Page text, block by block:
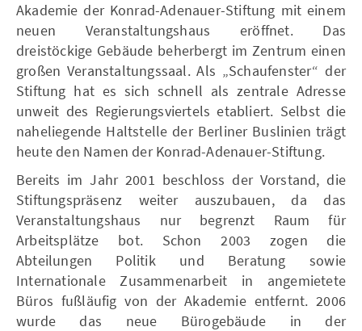
Akademie der Konrad-Adenauer-Stiftung mit einem
neuen Veranstaltungshaus eröffnet. Das
dreistöckige Gebäude beherbergt im Zentrum einen
großen Veranstaltungssaal. Als „Schaufenster“ der
Stiftung hat es sich schnell als zentrale Adresse
unweit des Regierungsviertels etabliert. Selbst die
naheliegende Haltstelle der Berliner Buslinien trägt
heute den Namen der Konrad-Adenauer-Stiftung.
Bereits im Jahr 2001 beschloss der Vorstand, die
Stiftungspräsenz weiter auszubauen, da das
Veranstaltungshaus nur begrenzt Raum für
Arbeitsplätze bot. Schon 2003 zogen die
Abteilungen Politik und Beratung sowie
Internationale Zusammenarbeit in angemietete
Büros fußläufig von der Akademie entfernt. 2006
wurde das neue Bürogebäude in der